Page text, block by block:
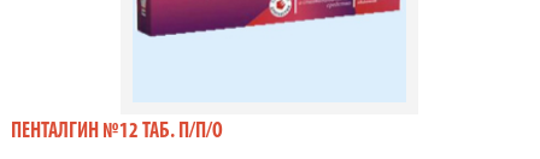
ПЕНТАЛГИН №12 ТАБ. П/П/О